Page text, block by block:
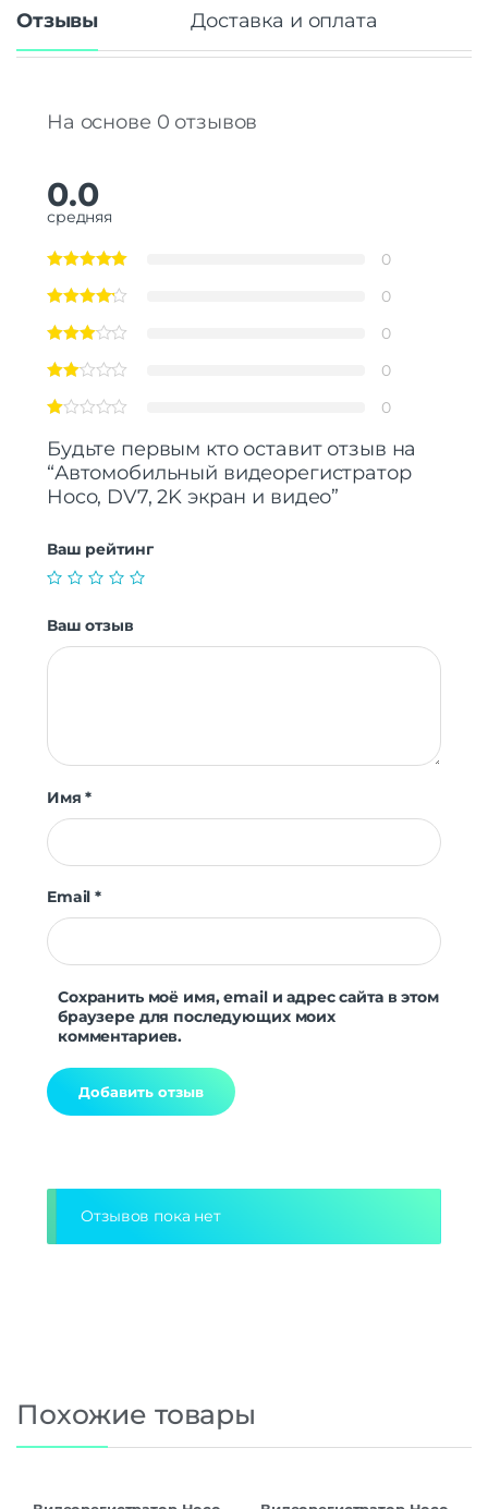
Отзывы Доставка и оплата
На основе 0 отзывов
0.0
средняя
0
0
0
0
0
Будьте первым кто оставит отзыв на
“Автомобильный видеорегистратор
Hoco, DV7, 2K экран и видео”
Ваш рейтинг
Ваш отзыв
Имя*
Email*
Сохранить моё имя, email и адрес сайта в этом
браузере для последующих моих
комментариев.
Отзывов пока нет
Похожие товары